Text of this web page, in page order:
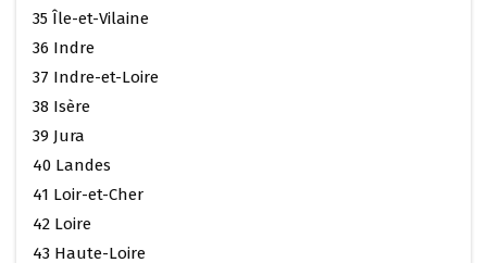
35 Île-et-Vilaine
36 Indre
37 Indre-et-Loire
38 Isère
39 Jura
40 Landes
41 Loir-et-Cher
42 Loire
43 Haute-Loire